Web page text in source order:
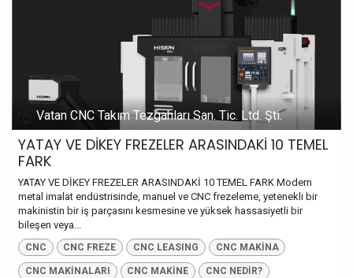
Vatan CNC Takım Tezgahları San. Tic. Ltd. Şti.
YATAY VE DİKEY FREZELER ARASINDAKİ 10 TEMEL
FARK
YATAY VE DİKEY FREZELER ARASINDAKİ 10 TEMEL FARK Modern
metal imalat endüstrisinde, manuel ve CNC frezeleme, yetenekli bir
makinistin bir iş parçasını kesmesine ve yüksek hassasiyetli bir
bileşen veya...
CNC CNC FREZE CNC LEASING CNC MAKİNA
CNC MAKİNALARI CNC MAKİNE CNC NEDİR?